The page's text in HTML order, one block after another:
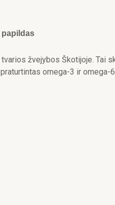
papildas
žvejybos Škotijoje. Tai
omega-3 ir omega-